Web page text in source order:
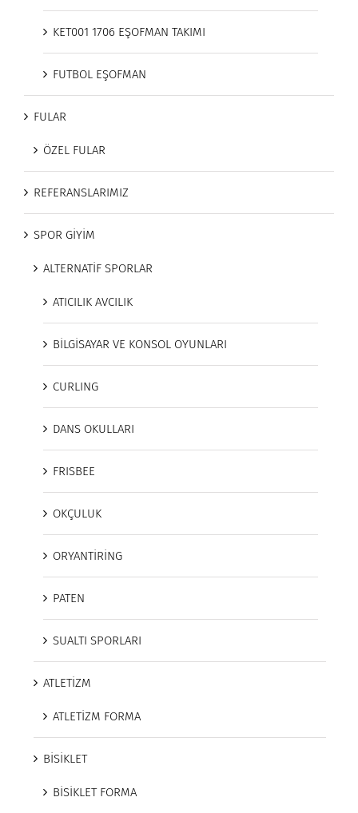
KET001 1706 EŞOFMAN TAKIMI
FUTBOL EŞOFMAN
FULAR
ÖZEL FULAR
REFERANSLARIMIZ
SPOR GİYİM
ALTERNATİF SPORLAR
ATICILIK AVCILIK
BİLGİSAYAR VE KONSOL OYUNLARI
CURLING
DANS OKULLARI
FRISBEE
OKÇULUK
ORYANTİRİNG
PATEN
SUALTI SPORLARI
ATLETİZM
ATLETİZM FORMA
BİSİKLET
BİSİKLET FORMA